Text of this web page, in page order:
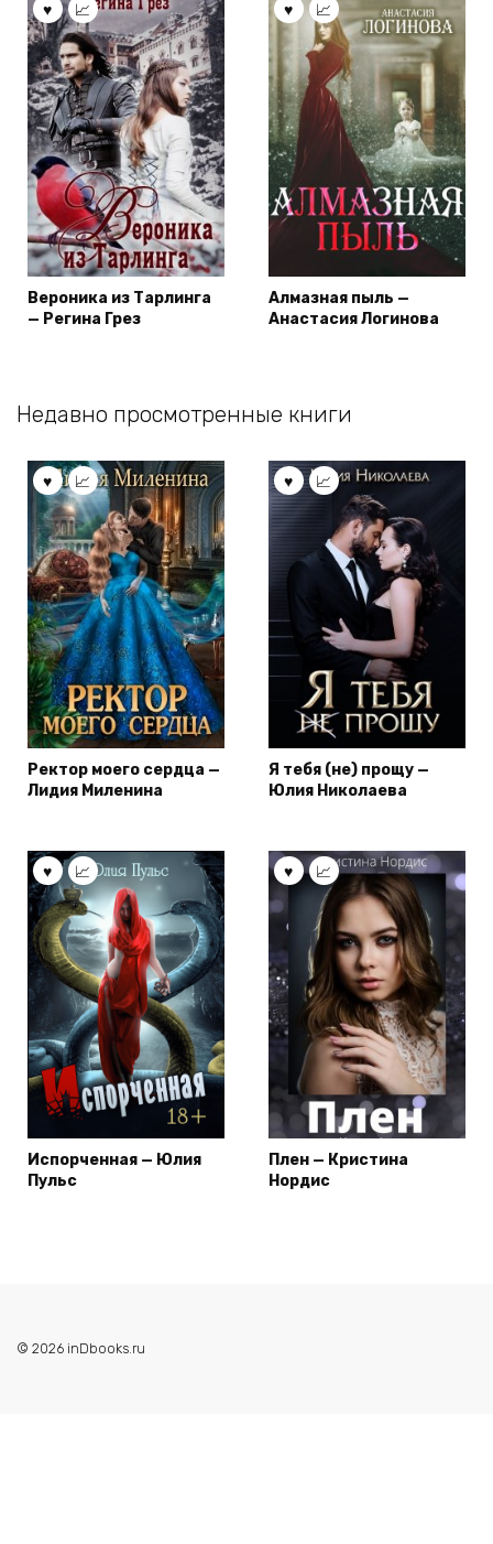
Вероника из Тарлинга
— Регина Грез
Алмазная пыль —
Анастасия Логинова
Недавно просмотренные книги
Ректор моего сердца —
Лидия Миленина
Я тебя (не) прощу —
Юлия Николаева
Испорченная — Юлия
Пульс
Плен — Кристина
Нордис
© 2026 inDbooks.ru